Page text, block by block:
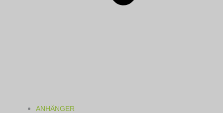
ANHÄNGER